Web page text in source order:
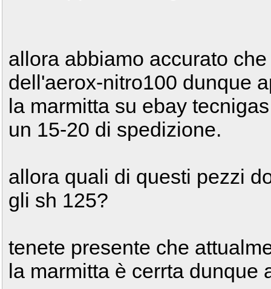
allora abbiamo accurato
dell'aerox-nitro100 dunque
la marmitta su ebay
un 15-20 di spedizione.
allora quali di questi pezzi
gli sh 125?
tenete presente che
la marmitta è cerrta dunque